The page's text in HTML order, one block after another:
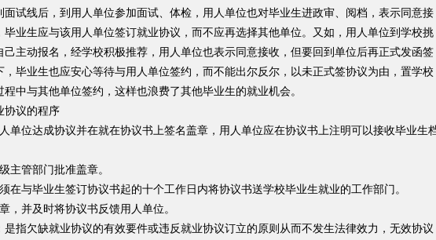
面试线后，到用人单位参加面试、体检，用人单位也对毕业生进政审、阅档，表示同意接
毕业生应与该用人单位签订就业协议，而不应再选择其他单位。又如，用人单位到学校挑
己主动报名，经学校积极推荐，用人单位也表示同意接收，但要回到单位后再正式发函签
，毕业生也应安心等待与用人单位签约，而不能出尔反尔，以未正式签协议为由，置学校
中与其他单位签约，这样也浪费了其他毕业生的就业机会。
议的程序
位达成协议并在就在协议书上签名盖章，用人单位应在协议书上注明可以接收毕业生
管部门批准盖章。
与毕业生签订协议书起的十个工作日内将协议书送学校毕业生就业的工作部门。
并及时将协议书反馈用人单位。
欠缺就业协议的有效要件或违反就业协议订立的原则从而不发生法律效力，无效协议